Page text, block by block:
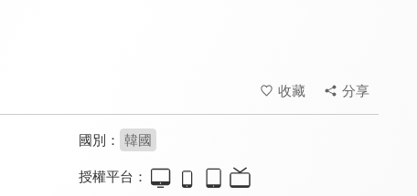
收藏 分享
國別： 韓國
授權平台：